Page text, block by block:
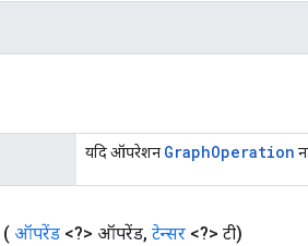
यदि ऑपरेशन GraphOperation
( ऑपरेंड <?> ऑपरेंड, टेन्सर <?> टी)